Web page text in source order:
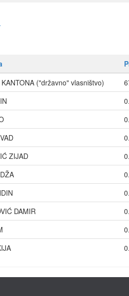
("državno" vlasništvo)
ZIJAD
DAMIR